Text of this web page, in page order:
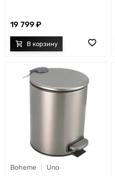
19 799
Boheme Uno